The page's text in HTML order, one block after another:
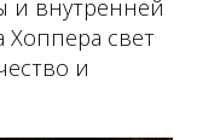
и внутренней
Хоппера свет
и